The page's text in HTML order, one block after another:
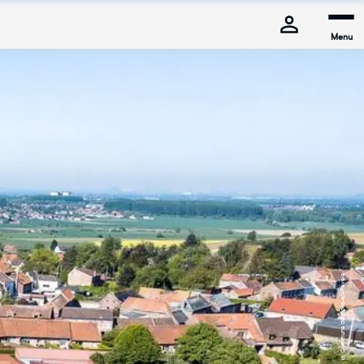
Menu
© Commune de Mons-en-Pévèle